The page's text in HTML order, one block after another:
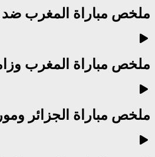
ملخص مباراة المغرب ضد
ملخص مباراة المغرب
ملخص مباراة الجزائر